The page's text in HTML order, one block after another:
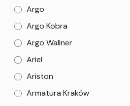
Argo
Argo Kobra
Argo Wallner
Ariel
Ariston
Armatura Kraków